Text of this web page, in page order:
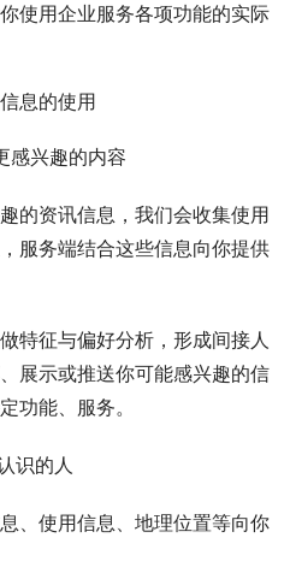
使用企业服务各项功能的实际
息的使用
感兴趣的内容
的资讯信息，我们会收集使用
服务端结合这些信息向你提供
特征与偏好分析，形成间接人
展示或推送你可能感兴趣的信
功能、服务。
识的人
、使用信息、地理位置等向你